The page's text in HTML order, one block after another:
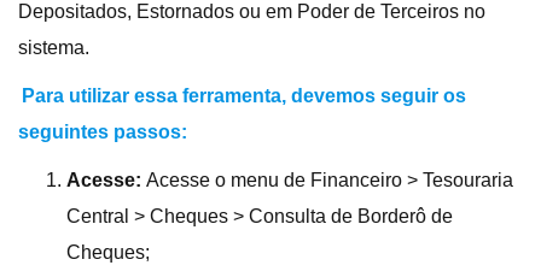
Depositados, Estornados ou em Poder de Terceiros no
sistema.
Para utilizar essa ferramenta, devemos seguir os
seguintes passos:
Acesse: Acesse o menu de Financeiro > Tesouraria
Central > Cheques > Consulta de Borderô de
Cheques;